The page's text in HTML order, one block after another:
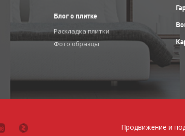
Блог о плитке
Раскладка плитки
Фото образцы
Продвижение и